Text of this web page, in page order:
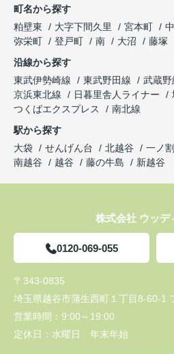
町名から探す
粕壁東
大字下間久里 宮本町
弥栄町
登戸町 南 大沼
藤塚
沿線から探す
東武伊勢崎線
東武野田線 武蔵野
京浜東北線
日暮里舎人ライナー
つくばエクスプレス
南北線
駅から探す
大袋
せんげん台 北越谷 一ノ割
南越谷
越谷 藤の牛島 新越谷
株式会社 ウッデ
0120-069-055
〒343-0835
埼玉県越谷市蒲生西町１丁目8-60-1
営業時間： 9:00～19:00
定休日： 水曜日 年末年始